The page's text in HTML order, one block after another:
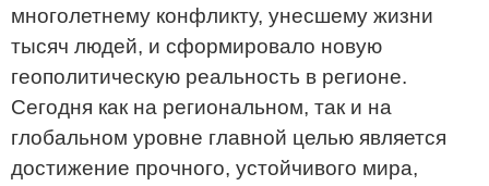
многолетнему конфликту, унесшему жизни
тысяч людей, и сформировало новую
геополитическую реальность в регионе.
Сегодня как на региональном, так и на
глобальном уровне главной целью является
достижение прочного, устойчивого мира,